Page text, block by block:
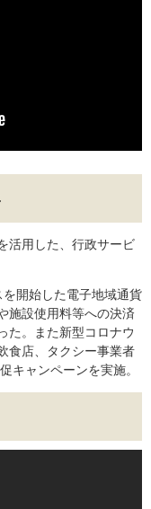
活用した、行政サービ
開始した電子地域通貨
施設使用料等への決済
た。また新型コロナウ
食店、タクシー事業者
キャンペーンを実施。